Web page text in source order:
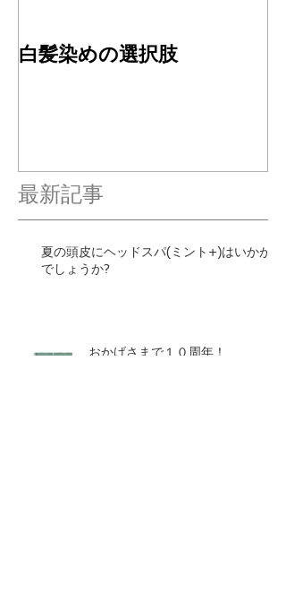
白髪染めの選択肢
最新記事
夏の頭皮にヘッドスパ(ミント+)はいかが
でしょうか?
おかげさまで１０周年！